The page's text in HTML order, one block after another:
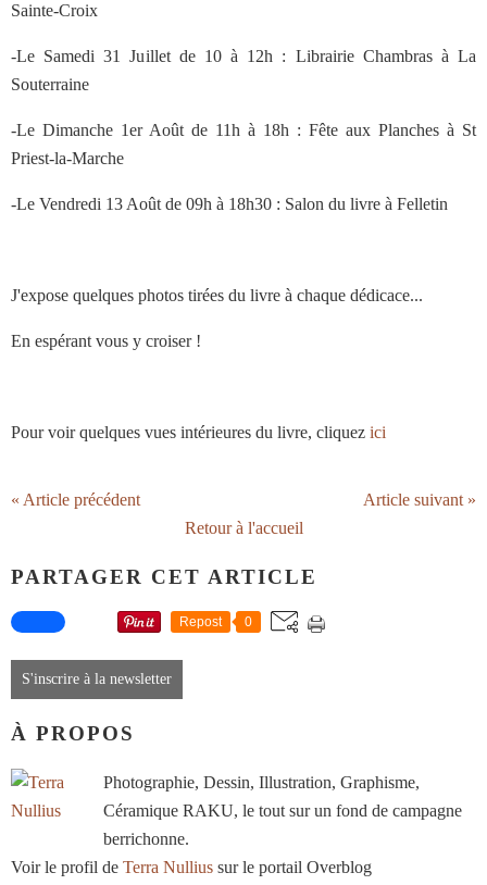
Sainte-Croix
-Le Samedi 31 Juillet de 10 à 12h : Librairie Chambras à La
Souterraine
-Le Dimanche 1er Août de 11h à 18h : Fête aux Planches à St
Priest-la-Marche
-Le Vendredi 13 Août de 09h à 18h30 : Salon du livre à Felletin
J'expose quelques photos tirées du livre à chaque dédicace...
En espérant vous y croiser !
Pour voir quelques vues intérieures du livre, cliquez ici
« Article précédent
Article suivant »
Retour à l'accueil
PARTAGER CET ARTICLE
Repost 0
S'inscrire à la newsletter
À PROPOS
Photographie, Dessin, Illustration, Graphisme,
Céramique RAKU, le tout sur un fond de campagne
berrichonne.
Voir le profil de Terra Nullius sur le portail Overblog